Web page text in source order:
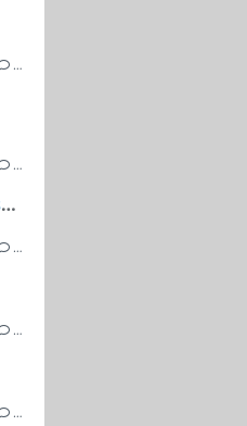
…
…
Construis ton château médiéval Usborne
…
…
…